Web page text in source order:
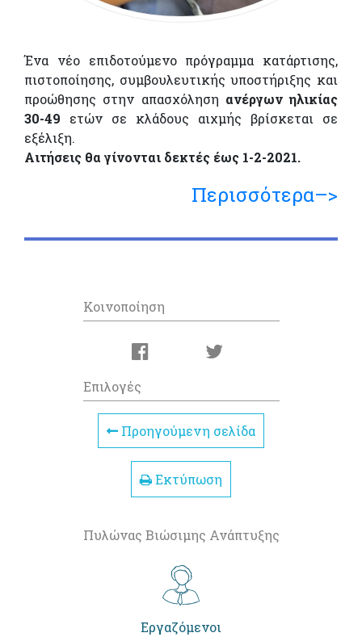
Ένα νέο επιδοτούμενο πρόγραμμα κατάρτισης,
πιστοποίησης, συμβουλευτικής υποστήριξης και
προώθησης στην απασχόληση ανέργων ηλικίας
30-49 ετών σε κλάδους αιχμής βρίσκεται σε
εξέλιξη.
Αιτήσεις θα γίνονται δεκτές έως 1-2-2021.
Περισσότερα–>
Κοινοποίηση
Επιλογές
Προηγούμενη σελίδα
Εκτύπωση
Πυλώνας Βιώσιμης Ανάπτυξης
Εργαζόμενοι